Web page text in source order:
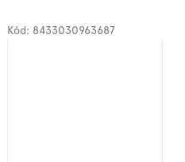
Kód: 8433030963687